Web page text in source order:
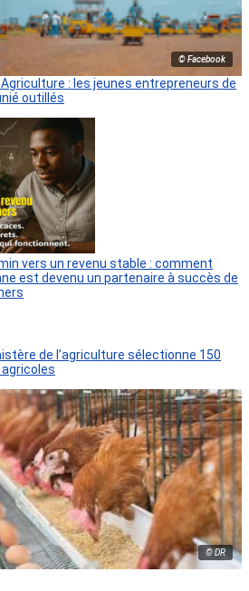
© Facebook
: les jeunes entrepreneurs de
outillés
vers un revenu stable : comment
est devenu un partenaire à succès de
de l’agriculture sélectionne 150
© DR